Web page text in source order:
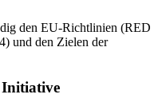
den EU-Richtlinien (RED
und den Zielen der
Initiative